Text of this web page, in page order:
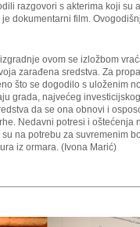
razgovori s akterima koji su
dokumentarni film.
ovom se izložbom
zarađena sredstva. Za
što se dogodilo s uloženim
grada, najvećeg
da se ona obnovi i
Nedavni potresi i oštećenja
na potrebu za suvremenim
iz ormara. (Ivona Marić)